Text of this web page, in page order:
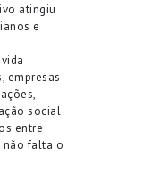
atingiu
e
empresas
social
entre
não falta o